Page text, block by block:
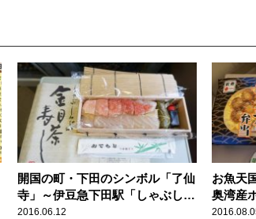
開国の町・下田のシンボル「了仙
寺」～伊豆急下田駅「しゃぶしゃ
ぶ金目茶寿し」(1,500円) 【ラ
2016.06.12
お魚天
奥湾産
【ライ